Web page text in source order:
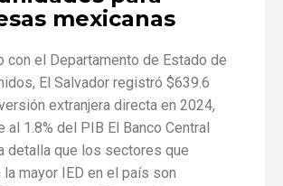
mexicanas
con el Departamento de Estado de
El Salvador registró $639.6
extranjera directa en 2024,
al 1.8% del PIB El Banco Central
detalla que los sectores que
la mayor IED en el país son